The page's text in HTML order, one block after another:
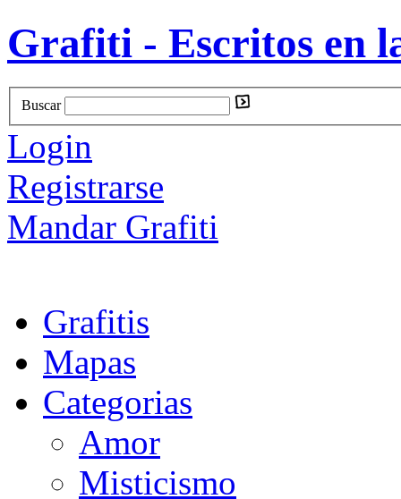
Grafiti - Escritos en
Buscar
Login
Registrarse
Mandar Grafiti
Grafitis
Mapas
Categorias
Amor
Misticismo